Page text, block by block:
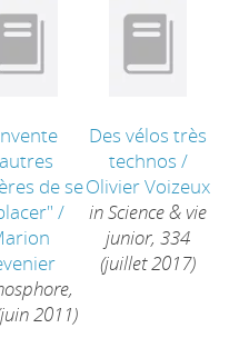
de se
/
2011)
Des vélos très
technos /
Olivier Voizeux
in Science & vie
junior, 334
(juillet 2017)